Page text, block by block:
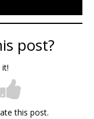
post?
this post.